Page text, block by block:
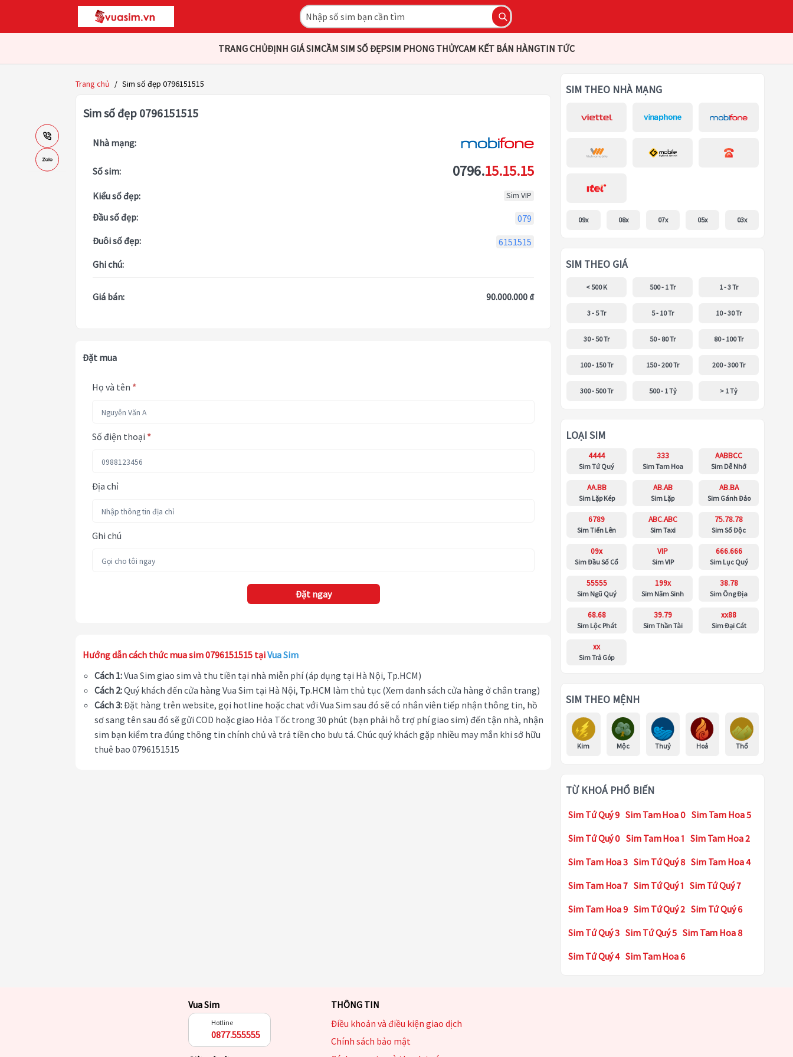
TRANG CHỦĐỊNH GIÁ SIMCẦM SIM SỐ ĐẸPSIM PHONG THỦYCAM KẾT BÁN HÀNGTIN TỨC
Trang chủ / Sim số đẹp 0796151515
Sim số đẹp 0796151515
Nhà mạng:
Số sim: 0796.15.15.15
Kiểu số đẹp: Sim VIP
Đầu số đẹp:
079
Đuôi số đẹp:
6151515
Ghi chú:
Giá bán: 90.000.000 ₫
Đặt mua
Họ và tên *
Số điện thoại *
Địa chỉ
Ghi chú
Đặt ngay
Hướng dẫn cách thức mua sim 0796151515 tạiVua Sim
Cách 1:Vua Sim giao sim và thu tiền tại nhà miễn phí (áp dụng tại Hà Nội, Tp.HCM)
Cách 2:Quý khách đến cửa hàng Vua Sim tại Hà Nội, Tp.HCM làm thủ tục (Xem danh sách cửa hàng ở chân trang)
Cách 3:Đặt hàng trên website, gọi hotline hoặc chat với Vua Sim sau đó sẽ có nhân viên tiếp nhận thông tin, hồ
sơ sang tên sau đó sẽ gửi COD hoặc giao Hỏa Tốc trong 30 phút (bạn phải hỗ trợ phí giao sim) đến tận nhà, nhận
sim bạn kiểm tra đúng thông tin chính chủ và trả tiền cho bưu tá. Chúc quý khách gặp nhiều may mắn khi sở hữu
thuê bao 0796151515
SIM THEO NHÀ MẠNG
09x 08x 07x 05x 03x
SIM THEO GIÁ
< 500 K 500 - 1 Tr 1 - 3 Tr
3 - 5 Tr 5 - 10 Tr 10 - 30 Tr
30 - 50 Tr 50 - 80 Tr 80 - 100 Tr
100 - 150 Tr 150 - 200 Tr 200 - 300 Tr
300 - 500 Tr 500 - 1 Tỷ > 1 Tỷ
LOẠI SIM
4444
Sim Tứ Quý
333
Sim Tam Hoa
AABBCC
Sim Dễ Nhớ
AA.BB
Sim Lặp Kép
AB.AB
Sim Lặp
AB.BA
Sim Gánh Đảo
6789
Sim Tiến Lên
ABC.ABC
Sim Taxi
75.78.78
Sim Số Độc
09x
Sim Đầu Số Cổ
VIP
Sim VIP
666.666
Sim Lục Quý
55555
Sim Ngũ Quý
199x
Sim Năm Sinh
38.78
Sim Ông Địa
68.68
Sim Lộc Phát
39.79
Sim Thần Tài
xx88
Sim Đại Cát
xx
Sim Trả Góp
SIM THEO MỆNH
Kim Mộc Thuỷ Hoả Thổ
TỪ KHOÁ PHỔ BIẾN
Sim Tứ Quý 9 Sim Tam Hoa 0 Sim Tam Hoa 5
Sim Tứ Quý 0 Sim Tam Hoa 1 Sim Tam Hoa 2
Sim Tam Hoa 3 Sim Tứ Quý 8 Sim Tam Hoa 4
Sim Tam Hoa 7 Sim Tứ Quý 1 Sim Tứ Quý 7
Sim Tam Hoa 9 Sim Tứ Quý 2 Sim Tứ Quý 6
Sim Tứ Quý 3 Sim Tứ Quý 5 Sim Tam Hoa 8
Sim Tứ Quý 4 Sim Tam Hoa 6
Vua Sim
Hotline
0877.555555
THÔNG TIN
Điều khoản và điều kiện giao dịch
Chính sách bảo mật